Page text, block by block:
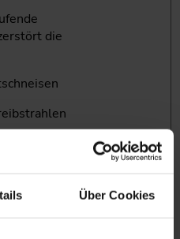
Über Cookies
die
zum